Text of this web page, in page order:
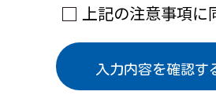
上記の注意事項に
入力内容を確認す